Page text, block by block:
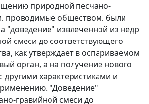
природной песчано-
проводимые обществом, были
"доведение" извлеченной из недр
смеси до соответствующего
как утверждает в оспариваемом
орган, а на получение нового
другими характеристиками и
"Доведение"
гравийной смеси до